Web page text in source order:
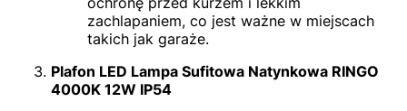
zachlapaniem, co jest ważne w miejscach
takich jak garaże.
Plafon LED Lampa Sufitowa Natynkowa RINGO
4000K 12W IP54